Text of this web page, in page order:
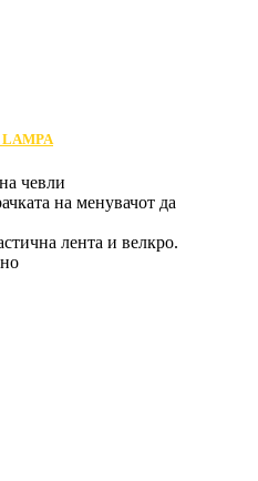
LAMPA
чевли
на менувачот да
лента и велкро.